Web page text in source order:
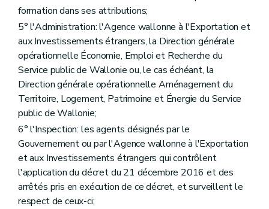
formation dans ses attributions;
5° l'Administration: l'Agence wallonne à l'Exportation et
aux Investissements étrangers, la Direction générale
opérationnelle Économie, Emploi et Recherche du
Service public de Wallonie ou, le cas échéant, la
Direction générale opérationnelle Aménagement du
Territoire, Logement, Patrimoine et Énergie du Service
public de Wallonie;
6° l'Inspection: les agents désignés par le
Gouvernement ou par l'Agence wallonne à l'Exportation
et aux Investissements étrangers qui contrôlent
l'application du décret du 21 décembre 2016 et des
arrêtés pris en exécution de ce décret, et surveillent le
respect de ceux-ci;